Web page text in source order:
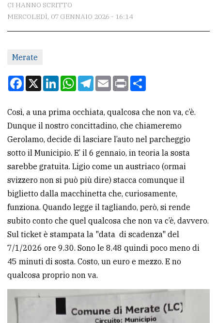
redazione
Scrivici
la
tua
pubblicità
CERCA
Cerca
per
comune
Ricerca
avanzata
ALTRE
TESTATE
CI HANNO SCRITTO
MERCOLEDÌ, 07 GENNAIO 2026 - 16:14
Merate
Facebook
X LinkedInWhatsApp
Telegram
EmailPrint
Così, a una prima occhiata, qualcosa che non va, c’è.
Dunque il nostro concittadino, che chiameremo
Gerolamo, decide di lasciare l’auto nel parcheggio
sotto il Municipio. E’ il 6 gennaio, in teoria la sosta
sarebbe gratuita. Ligio come un austriaco (ormai
svizzero non si può più dire) stacca comunque il
biglietto dalla macchinetta che, curiosamente,
funziona. Quando legge il tagliando, però, si rende
subito conto che quel qualcosa che non va c’è, davvero.
Sul ticket è stampata la "data di scadenza" del
7/1/2026 ore 9.30. Sono le 8.48 quindi poco meno di
45 minuti di sosta. Costo, un euro e mezzo. E no
qualcosa proprio non va.